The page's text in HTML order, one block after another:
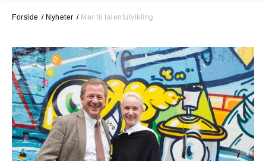
Forside Nyheter Mer til talentutvikling